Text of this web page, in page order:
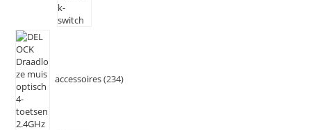
accessoires 234